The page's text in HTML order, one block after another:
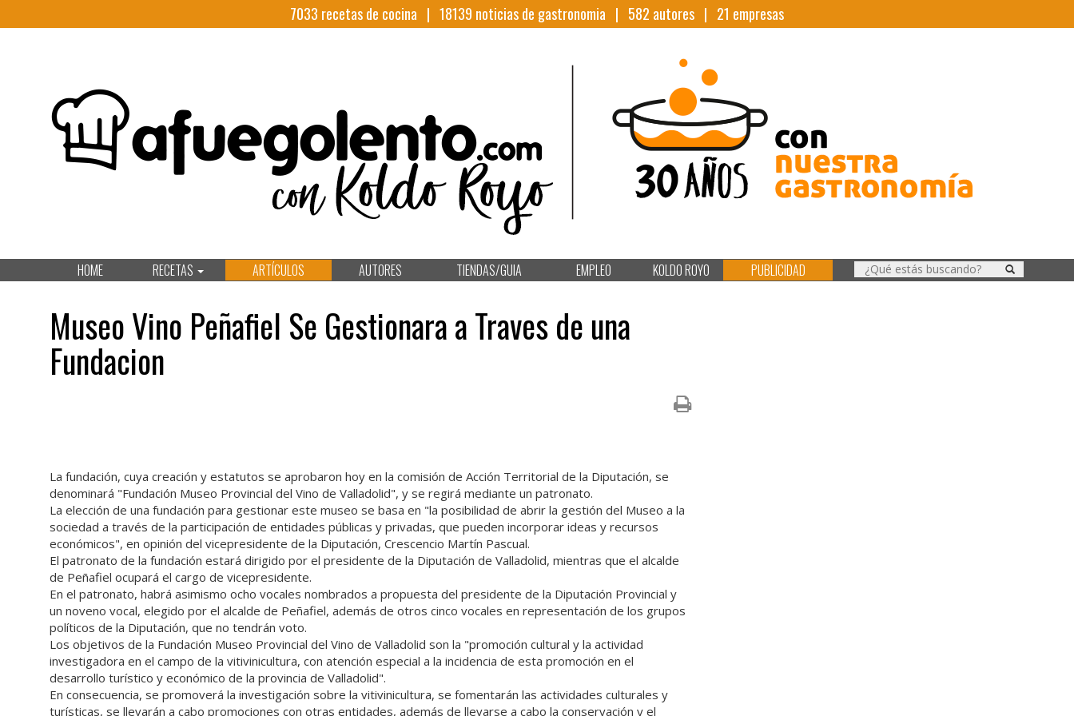
7033 recetas de cocina | 18139 noticias de gastronomia | 582 autores | 21 empresas
HOME RECETAS ARTÍCULOS AUTORES TIENDAS/GUIA EMPLEO KOLDO ROYO PUBLICIDAD
Museo Vino Peñafiel Se Gestionara a Traves de una
Fundacion
La fundación, cuya creación y estatutos se aprobaron hoy en la comisión de Acción Territorial de la Diputación, se
denominará "Fundación Museo Provincial del Vino de Valladolid", y se regirá mediante un patronato.
La elección de una fundación para gestionar este museo se basa en "la posibilidad de abrir la gestión del Museo a la
sociedad a través de la participación de entidades públicas y privadas, que pueden incorporar ideas y recursos
económicos", en opinión del vicepresidente de la Diputación, Crescencio Martín Pascual.
El patronato de la fundación estará dirigido por el presidente de la Diputación de Valladolid, mientras que el alcalde
de Peñafiel ocupará el cargo de vicepresidente.
En el patronato, habrá asimismo ocho vocales nombrados a propuesta del presidente de la Diputación Provincial y
un noveno vocal, elegido por el alcalde de Peñafiel, además de otros cinco vocales en representación de los grupos
políticos de la Diputación, que no tendrán voto.
Los objetivos de la Fundación Museo Provincial del Vino de Valladolid son la "promoción cultural y la actividad
investigadora en el campo de la vitivinicultura, con atención especial a la incidencia de esta promoción en el
desarrollo turístico y económico de la provincia de Valladolid".
En consecuencia, se promoverá la investigación sobre la vitivinicultura, se fomentarán las actividades culturales y
turísticas, se llevarán a cabo promociones con otras entidades, además de llevarse a cabo la conservación y el